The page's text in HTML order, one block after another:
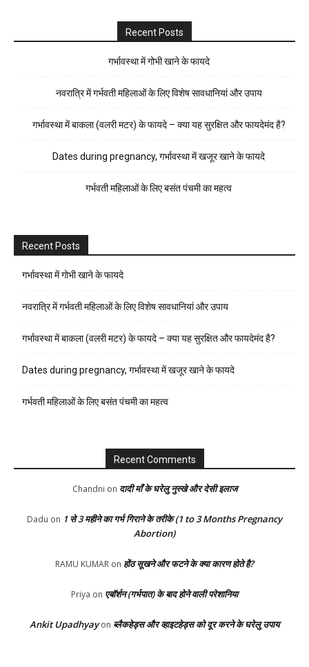
Recent Posts
गर्भावस्था में गोभी खाने के फायदे
नवरात्रि में गर्भवती महिलाओं के लिए विशेष सावधानियां और उपाय
गर्भावस्था में बाकला (वलरी मटर) के फायदे – क्या यह सुरक्षित और फायदेमंद है?
Dates during pregnancy, गर्भावस्था में खजूर खाने के फायदे
गर्भवती महिलाओं के लिए बसंत पंचमी का महत्व
Recent Posts
गर्भावस्था में गोभी खाने के फायदे
नवरात्रि में गर्भवती महिलाओं के लिए विशेष सावधानियां और उपाय
गर्भावस्था में बाकला (वलरी मटर) के फायदे – क्या यह सुरक्षित और फायदेमंद है?
Dates during pregnancy, गर्भावस्था में खजूर खाने के फायदे
गर्भवती महिलाओं के लिए बसंत पंचमी का महत्व
Recent Comments
Chandni on दादी माँ के घरेलु नुस्खे और देसी इलाज
Dadu on 1 से 3 महीने का गर्भ गिराने के तरीके (1 to 3 Months Pregnancy
Abortion)
RAMU KUMAR on होंठ सूखने और फटने के क्या कारण होते है?
Priya on एबॉर्शन (गर्भपात) के बाद होने वाली परेशानिया
Ankit Upadhyayon ब्लैकहेड्स और व्हाइटहेड्स को दूर करने के घरेलु उपाय